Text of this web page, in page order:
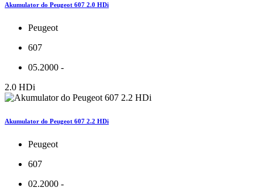
Akumulator do Peugeot 607 2.0 HDi
Peugeot
607
05.2000 -
2.0 HDi
Akumulator do Peugeot 607 2.2 HDi
Peugeot
607
02.2000 -